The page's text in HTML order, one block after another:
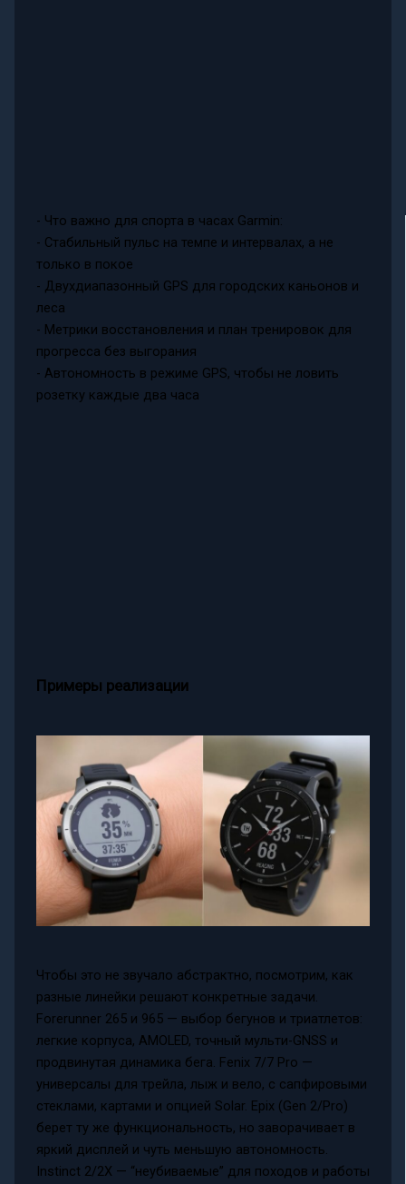
- Что важно для спорта в часах Garmin:
- Стабильный пульс на темпе и интервалах, а не
только в покое
- Двухдиапазонный GPS для городских каньонов и
леса
- Метрики восстановления и план тренировок для
прогресса без выгорания
- Автономность в режиме GPS, чтобы не ловить
розетку каждые два часа
Примеры реализации
Чтобы это не звучало абстрактно, посмотрим, как
разные линейки решают конкретные задачи.
Forerunner 265 и 965 — выбор бегунов и триатлетов:
легкие корпуса, AMOLED, точный мульти-GNSS и
продвинутая динамика бега. Fenix 7/7 Pro —
универсалы для трейла, лыж и вело, с сапфировыми
стеклами, картами и опцией Solar. Epix (Gen 2/Pro)
берет ту же функциональность, но заворачивает в
яркий дисплей и чуть меньшую автономность.
Instinct 2/2X — “неубиваемые” для походов и работы